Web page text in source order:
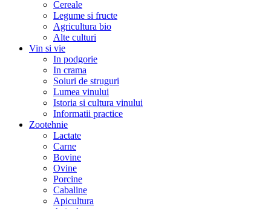
Cereale
Legume si fructe
Agricultura bio
Alte culturi
Vin si vie
In podgorie
In crama
Soiuri de struguri
Lumea vinului
Istoria si cultura vinului
Informatii practice
Zootehnie
Lactate
Carne
Bovine
Ovine
Porcine
Cabaline
Apicultura